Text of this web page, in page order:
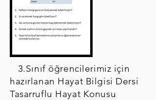
3.Sınıf öğrencilerimiz için
hazırlanan Hayat Bilgisi Dersi
Tasarruflu Hayat Konusu